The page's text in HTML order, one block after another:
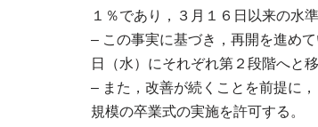
１％であり，３月１６日以来の水
– この事実に基づき，再開を進め
日（水）にそれぞれ第２段階へと移
– また，改善が続くことを前提に
規模の卒業式の実施を許可する。